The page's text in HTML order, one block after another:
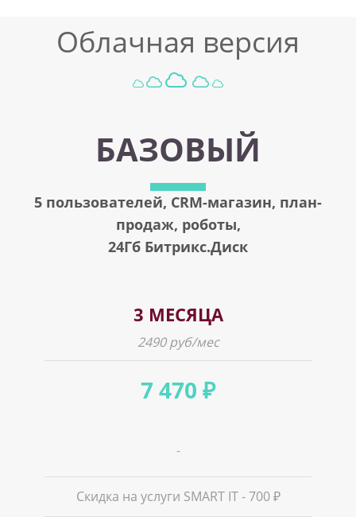
Облачная версия
БАЗОВЫЙ
5 пользователей, CRM-магазин, план-
продаж, роботы,
24Гб Битрикс.Диск
3 МЕСЯЦА
2490 руб/мес
7 470 ₽
-
Скидка на услуги SMART IT - 700 ₽